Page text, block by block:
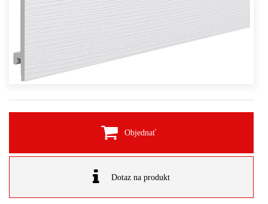
Objednať
Dotaz na produkt